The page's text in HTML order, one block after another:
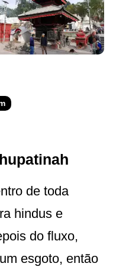
de toda
hindus e
do fluxo,
esgoto, então